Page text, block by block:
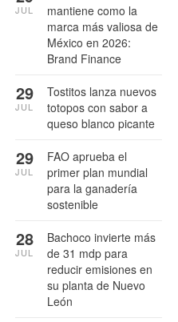
mantiene como la
marca más valiosa de
México en 2026:
Brand Finance
JUL
Tostitos lanza nuevos
totopos con sabor a
queso blanco picante
29
JUL
FAO aprueba el
primer plan mundial
para la ganadería
sostenible
29
JUL
Bachoco invierte más
de 31 mdp para
reducir emisiones en
su planta de Nuevo
León
28
JUL